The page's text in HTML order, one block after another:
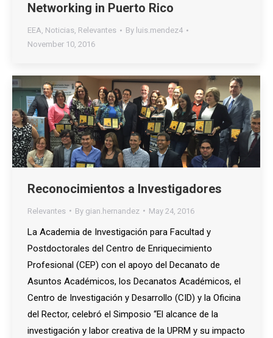
Networking in Puerto Rico
EEA, Noticias, Relevantes By luis.mendez4
November 10, 2016
Reconocimientos a Investigadores
Relevantes By gian.hernandez May 24, 2016
La Academia de Investigación para Facultad y
Postdoctorales del Centro de Enriquecimiento
Profesional (CEP) con el apoyo del Decanato de
Asuntos Académicos, los Decanatos Académicos, el
Centro de Investigación y Desarrollo (CID) y la Oficina
del Rector, celebró el Simposio “El alcance de la
investigación y labor creativa de la UPRM y su impacto